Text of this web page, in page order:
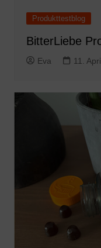
Produkttestblog
BitterLiebe
Eva 11.